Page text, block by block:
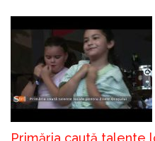
Primăria caută talente